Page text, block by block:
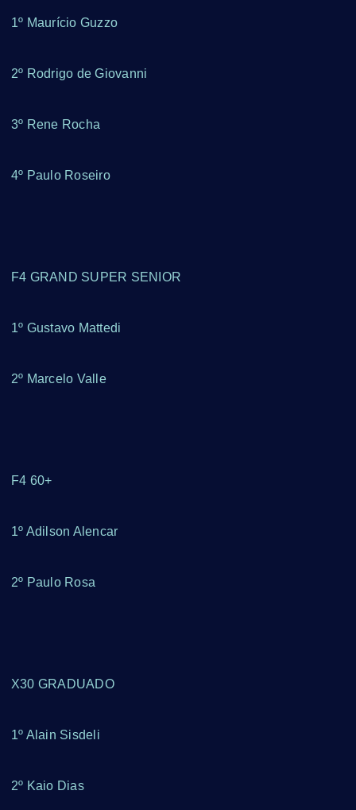
1º Maurício Guzzo
2º Rodrigo de Giovanni
3º Rene Rocha
4º Paulo Roseiro
F4 GRAND SUPER SENIOR
1º Gustavo Mattedi
2º Marcelo Valle
F4 60+
1º Adilson Alencar
2º Paulo Rosa
X30 GRADUADO
1º Alain Sisdeli
2º Kaio Dias